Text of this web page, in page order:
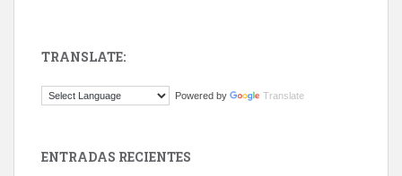
El ayuntamiento se va a llevar a Los Gatos callejeros de la zona los
TRANSLATE:
Powered by Translate
ENTRADAS RECIENTES